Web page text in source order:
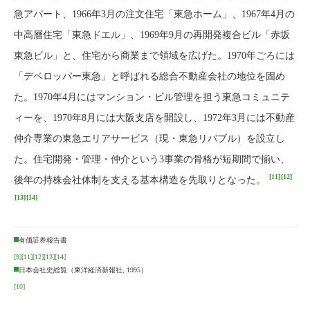
急アパート、1966年3月の注文住宅「東急ホーム」、1967年4月の
中高層住宅「東急ドエル」、1969年9月の再開発複合ビル「赤坂
東急ビル」と、住宅から商業まで領域を広げた。1970年ごろには
「デベロッパー東急」と呼ばれる総合不動産会社の地位を固め
た。1970年4月にはマンション・ビル管理を担う東急コミュニテ
ィーを、1970年8月には大阪支店を開設し、1972年3月には不動産
仲介専業の東急エリアサービス（現・東急リバブル）を設立し
た。住宅開発・管理・仲介という3事業の骨格が短期間で揃い、
後年の持株会社体制を支える基本構造を先取りとなった。
[11] [12]
[13] [14]
有価証券報告書
[9][11][12][13][14]
日本会社史総覧（東洋経済新報社, 1995）
[10]